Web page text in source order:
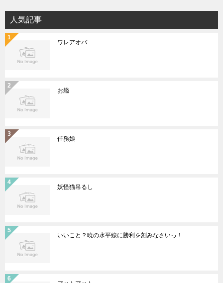
人気記事
ワレアオバ
お艦
任務娘
妖怪猫吊るし
いいこと？暁の水平線に勝利を刻みなさいっ！